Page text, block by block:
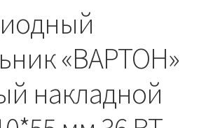
установочных мест
Engineering»
«ВАРТОН»
накладной